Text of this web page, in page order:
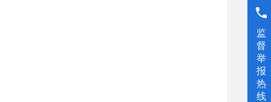
监
督
举
报
热
线